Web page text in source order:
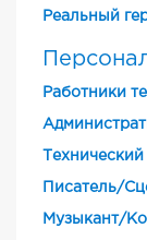
Реальный
Работники
Технический
Писатель/
Музыкант/